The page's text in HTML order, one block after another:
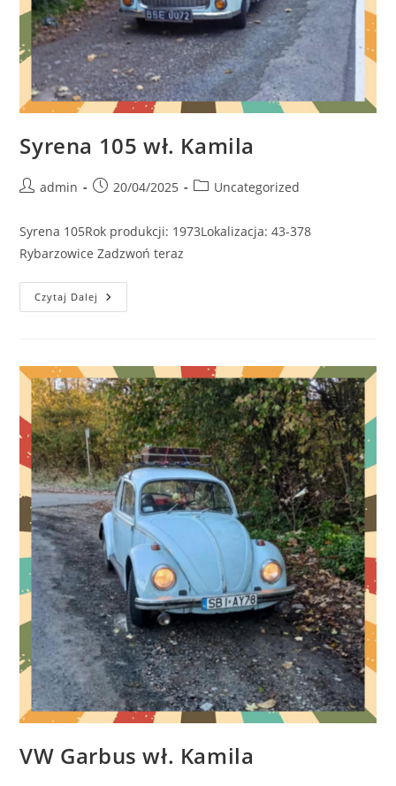
Syrena 105 wł. Kamila
Postadmin
Post20/04/2025
PostUncategorized
Syrena 105Rok produkcji: 1973Lokalizacja: 43-378
Rybarzowice Zadzwoń teraz
Czytaj Dalej Syrena
105
VW Garbus wł. Kamila